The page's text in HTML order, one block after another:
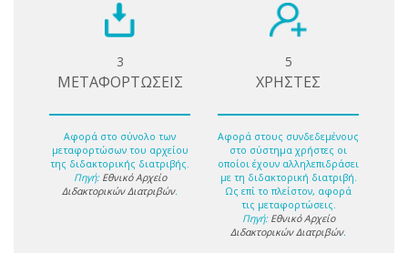
3
ΜΕΤΑΦΟΡΤΩΣΕΙΣ
Αφορά στο σύνολο των
μεταφορτώσων του αρχείου
της διδακτορικής διατριβής.
Πηγή: Εθνικό Αρχείο
Διδακτορικών Διατριβών.
5
ΧΡΗΣΤΕΣ
Αφορά στους συνδεδεμένους
στο σύστημα χρήστες οι
οποίοι έχουν αλληλεπιδράσει
με τη διδακτορική διατριβή.
Ως επί το πλείστον, αφορά
τις μεταφορτώσεις.
Πηγή: Εθνικό Αρχείο
Διδακτορικών Διατριβών.